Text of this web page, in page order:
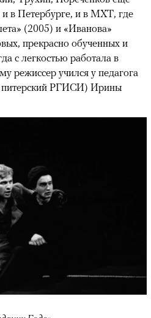
в Петербурге, и в МХТ, где
(2005) и «Иванова»
прекрасно обученных и
с легкостью работала в
режиссер учился у педагога
РГИСИ) Ирины